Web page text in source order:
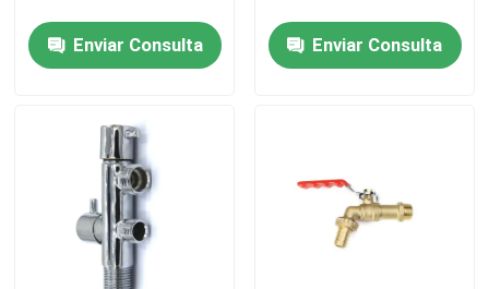
Productos
Enviar Consulta Enviar Consulta